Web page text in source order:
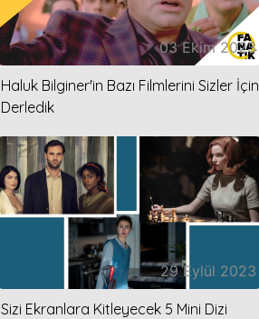
03 Ekim 2023
Haluk Bilginer'in Bazı Filmlerini Sizler İçin
Derledik
29 Eylül 2023
Sizi Ekranlara Kitleyecek 5 Mini Dizi